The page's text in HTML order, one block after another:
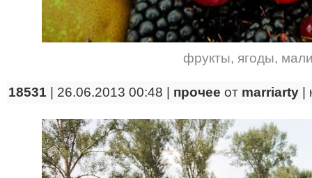
фрукты, ягоды,
18531 | 26.06.2013 00:48 | прочее от marriarty